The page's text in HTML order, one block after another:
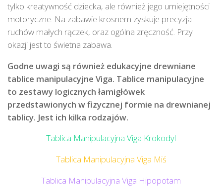
tylko kreatywność dziecka, ale również jego umiejętności
motoryczne. Na zabawie krosnem zyskuje precyzja
ruchów małych rączek, oraz ogólna zręczność. Przy
okazji jest to świetna zabawa.
Godne uwagi są również edukacyjne drewniane
tablice manipulacyjne Viga. Tablice manipulacyjne
to zestawy logicznych łamigłówek
przedstawionych w fizycznej formie na drewnianej
tablicy. Jest ich kilka rodzajów.
Tablica Manipulacyjna Viga Krokodyl
Tablica Manipulacyjna Viga Miś
Tablica Manipulacyjna Viga Hipopotam